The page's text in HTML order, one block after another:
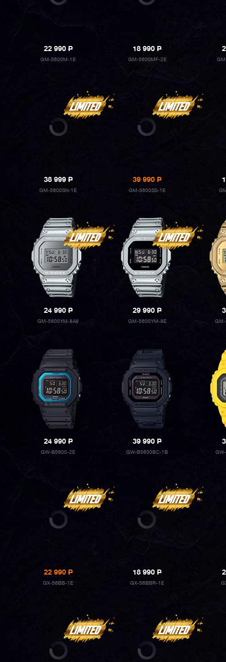
22 990P
GM-5600M-1E
18 990P
GM-5600MF-2E
38 999P
GM-5600SN-1E
39 990P
GM-5600SS-1E
24 990P
GM-5600YM-8A8
29 990P
GM-5600YM-8E
24 990P
GW-B5600-2E
39 990P
GW-B5600BC-1B
22 990P
GX-56BB-1E
18 990P
GX-56BBR-1E